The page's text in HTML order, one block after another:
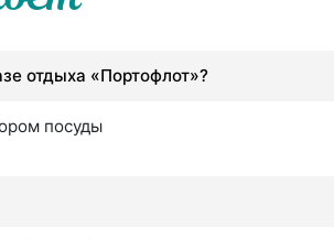
отдыха «Портофлот»?
посуды